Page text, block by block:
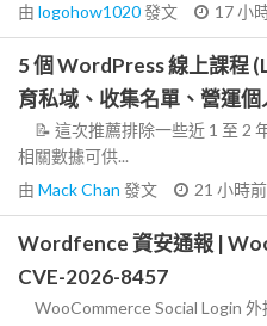
由 logohow1020發文 17 小
5 個 WordPress 線上課程
育私域、收集名單、營運
📝 這次推薦排除一些近 1 至 2
相關數據可供...
由 Mack Chan 發文 21 小時前
Wordfence 資安通報 |
CVE-2026-8457
WooCommerce Social Login